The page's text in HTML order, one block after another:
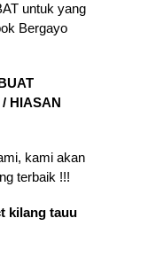
untuk yang
Bergayo
HIASAN
kami akan
terbaik !!!
kilang tauu